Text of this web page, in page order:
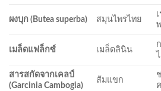
ผงบุก (Butea superba) สมุนไพรไทย
เมล็ดแฟล็กซ์ เมล็ดลินิน
สารสกัดจากเคลป์
(Garcinia Cambogia)
ส้มแขก